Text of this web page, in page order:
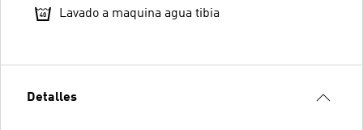
Lavado a maquina agua tibia
Detalles